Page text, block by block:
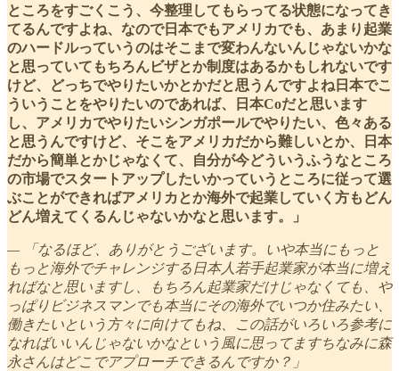
ところをすごくこう、今整理してもらってる状態になってき
てるんですよね、なので日本でもアメリカでも、あまり起業
のハードルっていうのはそこまで変わんないんじゃないかな
と思っていてもちろんビザとか制度はあるかもしれないです
けど、どっちでやりたいかとかだと思うんですよね日本でこ
ういうことをやりたいのであれば、日本Coだと思います
し、アメリカでやりたいシンガポールでやりたい、色々ある
と思うんですけど、そこをアメリカだから難しいとか、日本
だから簡単とかじゃなくて、自分が今どういうふうなところ
の市場でスタートアップしたいかっていうところに従って選
ぶことができればアメリカとか海外で起業していく方もどん
どん増えてくるんじゃないかなと思います。」
— 「なるほど、ありがとうございます。いや本当にもっと
もっと海外でチャレンジする日本人若手起業家が本当に増え
ればなと思いますし、もちろん起業家だけじゃなくても、や
っぱりビジネスマンでも本当にその海外でいつか住みたい、
働きたいという方々に向けてもね、この話がいろいろ参考に
なればいいんじゃないかなという風に思ってますちなみに森
永さんはどこでアプローチできるんですか？」